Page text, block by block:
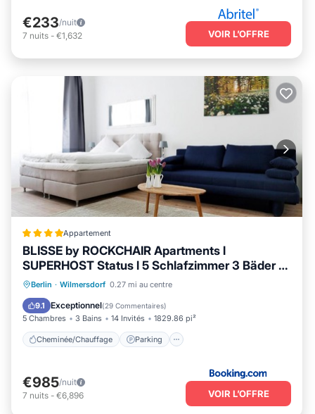
€233/nuit
7 nuits - €1,632 VOIR L’OFFRE
Appartement
BLISSE by ROCKCHAIR Apartments l
SUPERHOST Status l 5 Schlafzimmer 3 Bäder 3
Balkone l Family & Business Flair welcomes
you!
Berlin · Wilmersdorf 0.27 mi au centre
9.1 Exceptionnel(29 Commentaires)
5 Chambres 3 Bains 14 Invités 1829.86 pi²
Cheminée/Chauffage Parking
Cheminée/Chauffage
Internet
Adapté aux enfants
€985/nuit
7 nuits - €6,896 VOIR L’OFFRE